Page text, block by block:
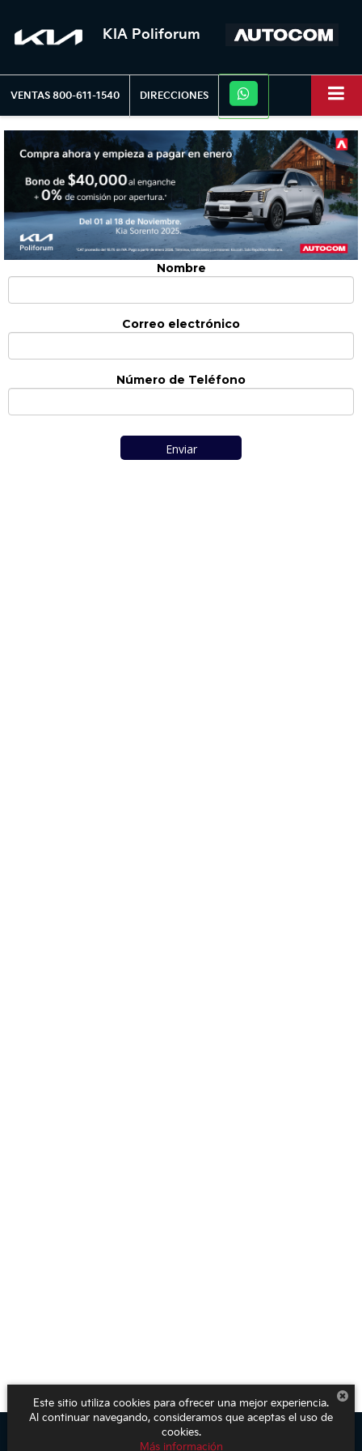
KIA Poliforum
VENTAS 800-611-1540 DIRECCIONES
Este sitio utiliza cookies para ofrecer una mejor experiencia.
Al continuar navegando, consideramos que aceptas el uso de
cookies.
Más información